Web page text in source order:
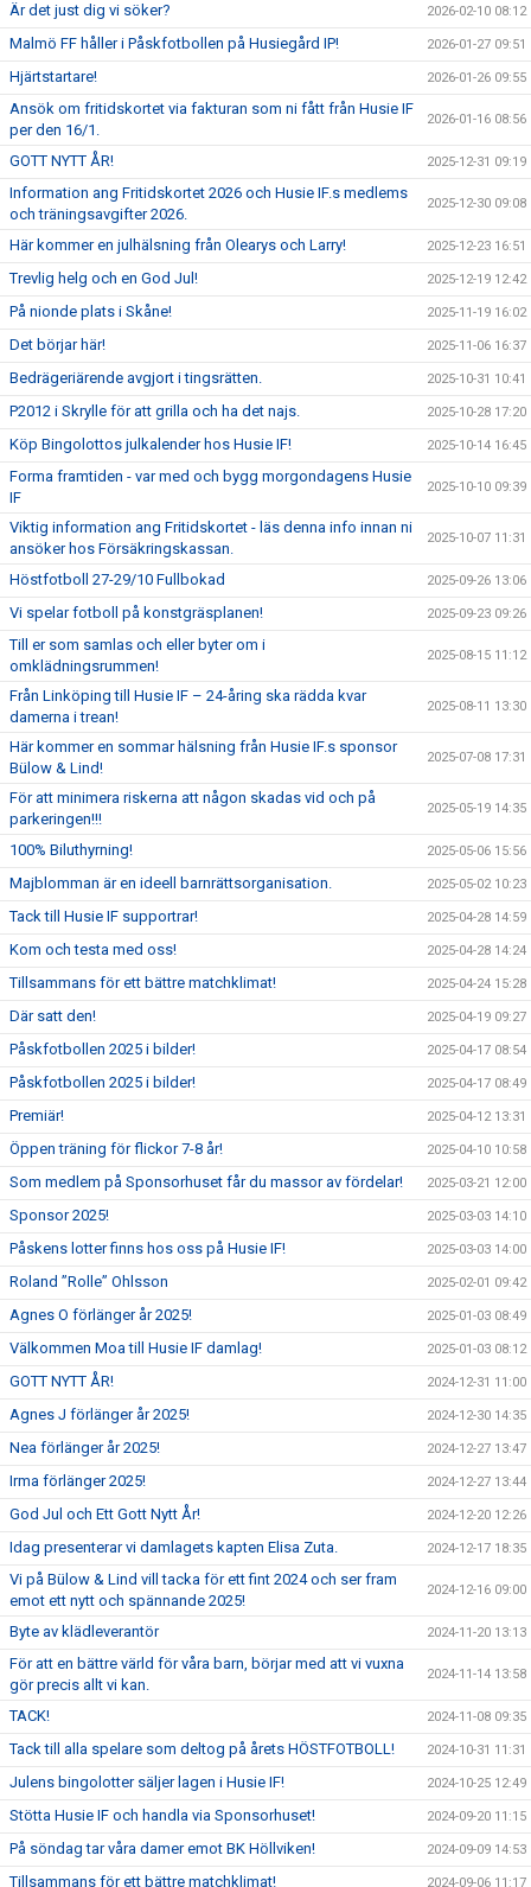
Är det just dig vi söker? 2026-02-10 08:12
Malmö FF håller i Påskfotbollen på Husiegård IP! 2026-01-27 09:51
Hjärtstartare! 2026-01-26 09:55
Ansök om fritidskortet via fakturan som ni fått från Husie IF
per den 16/1.
2026-01-16 08:56
GOTT NYTT ÅR! 2025-12-31 09:19
Information ang Fritidskortet 2026 och Husie IF.s medlems
och träningsavgifter 2026.
2025-12-30 09:08
Här kommer en julhälsning från Olearys och Larry! 2025-12-23 16:51
Trevlig helg och en God Jul! 2025-12-19 12:42
På nionde plats i Skåne! 2025-11-19 16:02
Det börjar här! 2025-11-06 16:37
Bedrägeriärende avgjort i tingsrätten. 2025-10-31 10:41
P2012 i Skrylle för att grilla och ha det najs. 2025-10-28 17:20
Köp Bingolottos julkalender hos Husie IF! 2025-10-14 16:45
Forma framtiden - var med och bygg morgondagens Husie
IF
2025-10-10 09:39
Viktig information ang Fritidskortet - läs denna info innan ni
ansöker hos Försäkringskassan.
2025-10-07 11:31
Höstfotboll 27-29/10 Fullbokad 2025-09-26 13:06
Vi spelar fotboll på konstgräsplanen! 2025-09-23 09:26
Till er som samlas och eller byter om i
omklädningsrummen!
2025-08-15 11:12
Från Linköping till Husie IF – 24-åring ska rädda kvar
damerna i trean!
2025-08-11 13:30
Här kommer en sommar hälsning från Husie IF.s sponsor
Bülow & Lind!
2025-07-08 17:31
För att minimera riskerna att någon skadas vid och på
parkeringen!!!
2025-05-19 14:35
100% Biluthyrning! 2025-05-06 15:56
Majblomman är en ideell barnrättsorganisation. 2025-05-02 10:23
Tack till Husie IF supportrar! 2025-04-28 14:59
Kom och testa med oss! 2025-04-28 14:24
Tillsammans för ett bättre matchklimat! 2025-04-24 15:28
Där satt den! 2025-04-19 09:27
Påskfotbollen 2025 i bilder! 2025-04-17 08:54
Påskfotbollen 2025 i bilder! 2025-04-17 08:49
Premiär! 2025-04-12 13:31
Öppen träning för flickor 7-8 år! 2025-04-10 10:58
Som medlem på Sponsorhuset får du massor av fördelar! 2025-03-21 12:00
Sponsor 2025! 2025-03-03 14:10
Påskens lotter finns hos oss på Husie IF! 2025-03-03 14:00
Roland ”Rolle” Ohlsson 2025-02-01 09:42
Agnes O förlänger år 2025! 2025-01-03 08:49
Välkommen Moa till Husie IF damlag! 2025-01-03 08:12
GOTT NYTT ÅR! 2024-12-31 11:00
Agnes J förlänger år 2025! 2024-12-30 14:35
Nea förlänger år 2025! 2024-12-27 13:47
Irma förlänger 2025! 2024-12-27 13:44
God Jul och Ett Gott Nytt År! 2024-12-20 12:26
Idag presenterar vi damlagets kapten Elisa Zuta. 2024-12-17 18:35
Vi på Bülow & Lind vill tacka för ett fint 2024 och ser fram
emot ett nytt och spännande 2025!
2024-12-16 09:00
Byte av klädleverantör 2024-11-20 13:13
För att en bättre värld för våra barn, börjar med att vi vuxna
gör precis allt vi kan.
2024-11-14 13:58
TACK! 2024-11-08 09:35
Tack till alla spelare som deltog på årets HÖSTFOTBOLL! 2024-10-31 11:31
Julens bingolotter säljer lagen i Husie IF! 2024-10-25 12:49
Stötta Husie IF och handla via Sponsorhuset! 2024-09-20 11:15
På söndag tar våra damer emot BK Höllviken! 2024-09-09 14:53
Tillsammans för ett bättre matchklimat! 2024-09-06 11:17